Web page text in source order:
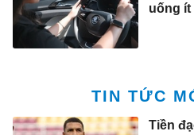
uống ít
TIN TỨC
Tiền